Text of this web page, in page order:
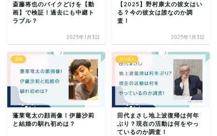
斎藤将也のバイクどけを【動
画】で検証！過去にも中継ト
ラブル？
2025年1月3日
【2025】野村康太の彼女はい
る？今の彼女は誰なのか調
査！
2025年1月3日
芸能
蓬莱竜太の顔画像！伊藤沙莉
と結婚の馴れ初めは？
エンタメ
田代まさし地上波復帰は何年
ぶり？現在の活動は何をやっ
ているのか調査！